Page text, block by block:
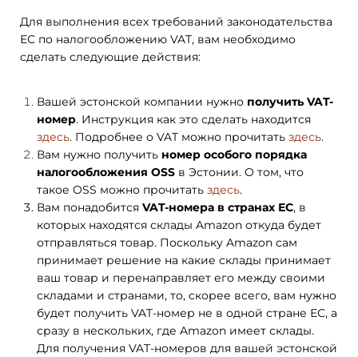
Для выполнения всех требований законодательства
ЕС по налогообложению VAT, вам необходимо
сделать следующие действия:
Вашей эстонской компании нужно получить VAT-
номер. Инструкция как это сделать находится
здесь. Подробнее о VAT можно прочитать здесь.
Вам нужно получить номер особого порядка
налогообложения OSS в Эстонии. О том, что
такое OSS можно прочитать здесь.
Вам понадобится VAT-номера в странах ЕС, в
которых находятся склады Amazon откуда будет
отправляться товар. Поскольку Amazon сам
принимает решение на какие склады принимает
ваш товар и перенаправляет его между своими
складами и странами, то, скорее всего, вам нужно
будет получить VAT-номер не в одной стране ЕС, а
сразу в нескольких, где Amazon имеет склады.
Для получения VAT-номеров для вашей эстонской